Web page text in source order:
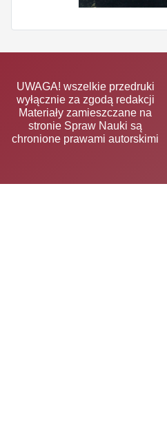
UWAGA! wszelkie przedruki
wyłącznie za zgodą redakcji
Materiały zamieszczane na
stronie Spraw Nauki są
chronione prawami autorskimi